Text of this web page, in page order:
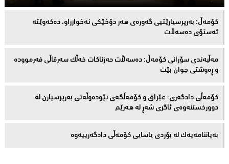
كۆمەڵ: بەرپرسیارێتیی گەورەی هەر دۆخێکی نەخوازراو، دەكەوێتە
ئەستۆی دەسەڵات
مەڵبەندى سۆرانى کۆمەڵ: دەسەڵات حەزناکات خەڵک سەرقاڵى فەرموودە
و ڕەوشتى جوان بێت
کۆمەڵى دادگەرى: عێراق و كۆمەڵگەی نێودەوڵەتی بەرپرسیارن لە
دوورخستنەوەى ئاگری شەڕ لە هەرێم
بەیاننامەیەک لە بۆردی یاسایی کۆمەڵی دادگەرییەوە